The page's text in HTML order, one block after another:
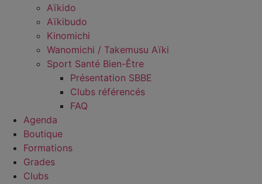
Aïkido
Aïkibudo
Kinomichi
Wanomichi / Takemusu Aïki
Sport Santé Bien-Être
Présentation SBBE
Clubs référencés
FAQ
Agenda
Boutique
Formations
Grades
Clubs